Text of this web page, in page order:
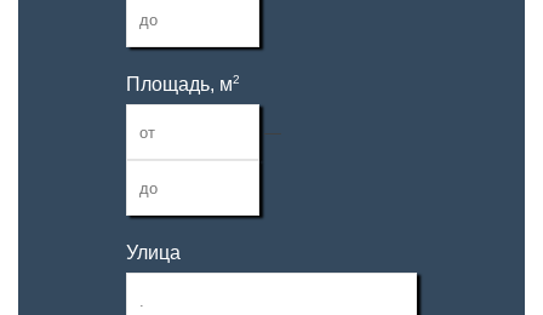
Площадь, м2
—
Улица